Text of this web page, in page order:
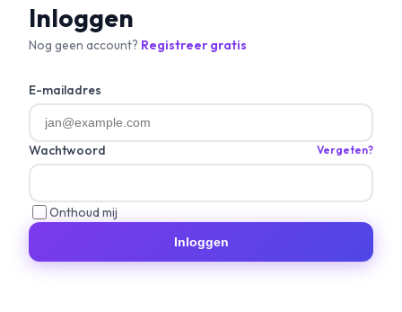
Inloggen
Nog geen account? Registreer gratis
E-mailadres
Wachtwoord Vergeten?
Onthoud mij
Inloggen